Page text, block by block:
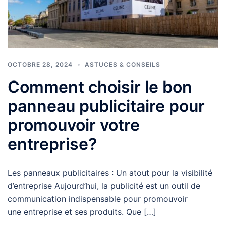
OCTOBRE 28, 2024 ASTUCES & CONSEILS
Comment choisir le bon
panneau publicitaire pour
promouvoir votre
entreprise?
Les panneaux publicitaires : Un atout pour la visibilité
d’entreprise Aujourd’hui, la publicité est un outil de
communication indispensable pour promouvoir
une entreprise et ses produits. Que […]